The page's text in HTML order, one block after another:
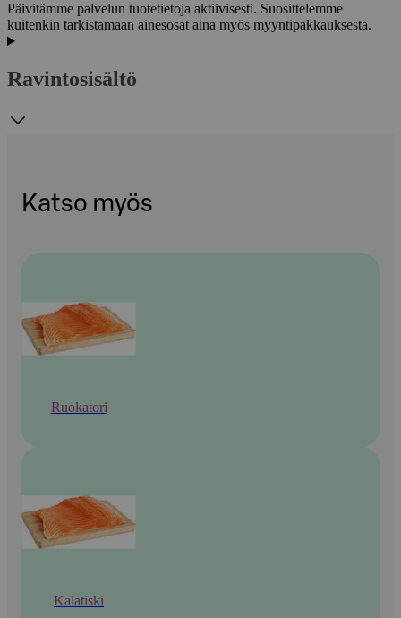
Päivitämme palvelun tuotetietoja aktiivisesti. Suosittelemme
kuitenkin tarkistamaan ainesosat aina myös myyntipakkauksesta.
Ravintosisältö
Katso myös
Ruokatori
Kalatiski